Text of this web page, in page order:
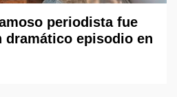
periodista fue
dramático episodio en